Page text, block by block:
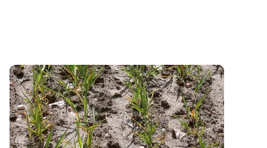
PROJET TERMINÉ
PhosphoBio - Vers une gestion durable du
phosphore en AB
A partir d’un réseau de 200 parcelles conduites en
agriculture biologique, le projet...